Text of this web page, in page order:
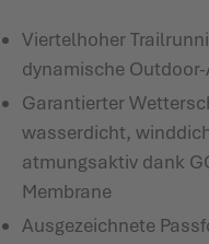
Viertelhoher
dynamische
Garantierter
wasserdicht,
atmungsaktiv dank
Membrane
Ausgezeichnete